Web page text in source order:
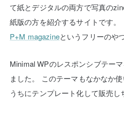
て紙とデジタルの両方で写真の
紙版の方を紹介するサイトです。
P+M magazineというフリーのや
Minimal WPのレスポンシブテー
ました。
このテーマもなかなか使
うちにテンプレート化して販売し